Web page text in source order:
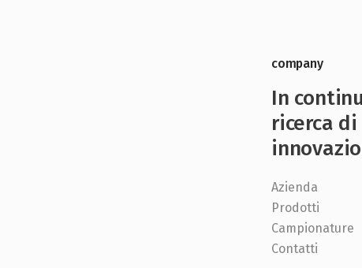
company
In
ricerca di
Azienda
Prodotti
Campionature
Contatti